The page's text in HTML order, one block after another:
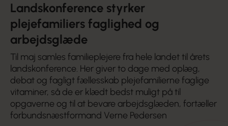
Landskonference styrker
plejefamiliers faglighed og
arbejdsglæde
Til maj samles familieplejere fra hele landet til årets
landskonference. Her giver to dage med oplæg,
debat og fagligt fællesskab plejefamilierne faglige
vitaminer, så de er klædt bedst muligt på til
opgaverne og til at bevare arbejdsglæden, fortæller
forbundsnæstformand Verne Pedersen